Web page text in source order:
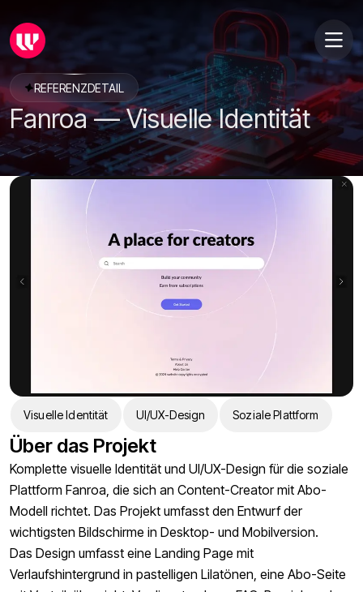
REFERENZDETAIL
Fanroa — Visuelle Identität
Visuelle Identität UI/UX-Design Soziale Plattform
Über das Projekt
Komplette visuelle Identität und UI/UX-Design für die soziale
Plattform Fanroa, die sich an Content-Creator mit Abo-
Modell richtet. Das Projekt umfasst den Entwurf der
wichtigsten Bildschirme in Desktop- und Mobilversion.
Das Design umfasst eine Landing Page mit
Verlaufshintergrund in pastelligen Lilatönen, eine Abo-Seite